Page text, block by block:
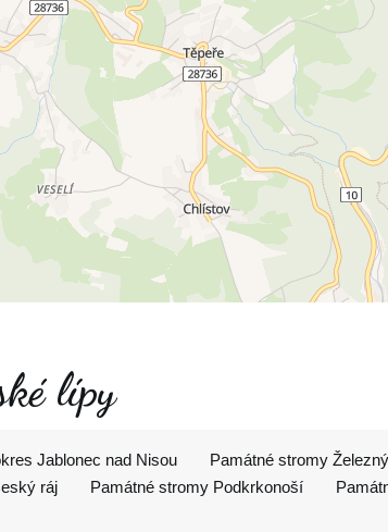
lípy
Jablonec nad Nisou Památné stromy
ráj Památné stromy Podkrkonoší